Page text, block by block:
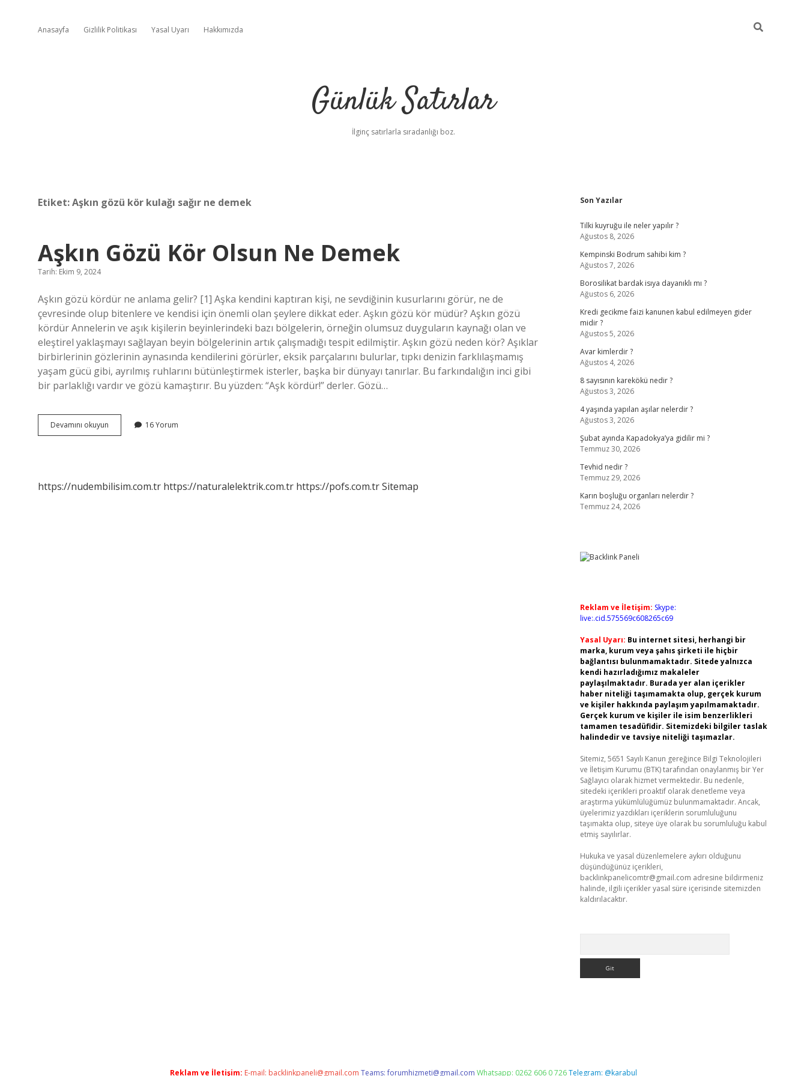
Anasayfa Gizlilik Politikası Yasal Uyarı Hakkımızda
Günlük Satırlar
İlginç satırlarla sıradanlığı boz.
Etiket:Aşkın gözü kör kulağı sağır ne demek
Aşkın Gözü Kör Olsun Ne Demek
Tarih: Ekim 9, 2024
Aşkın gözü kördür ne anlama gelir? [1] Aşka kendini kaptıran kişi, ne sevdiğinin kusurlarını görür, ne de
çevresinde olup bitenlere ve kendisi için önemli olan şeylere dikkat eder. Aşkın gözü kör müdür? Aşkın gözü
kördür Annelerin ve aşık kişilerin beyinlerindeki bazı bölgelerin, örneğin olumsuz duyguların kaynağı olan ve
eleştirel yaklaşmayı sağlayan beyin bölgelerinin artık çalışmadığı tespit edilmiştir. Aşkın gözü neden kör? Aşıklar
birbirlerinin gözlerinin aynasında kendilerini görürler, eksik parçalarını bulurlar, tıpkı denizin farklılaşmamış
yaşam gücü gibi, ayrılmış ruhlarını bütünleştirmek isterler, başka bir dünyayı tanırlar. Bu farkındalığın inci gibi
bir parlaklığı vardır ve gözü kamaştırır. Bu yüzden: “Aşk kördür!” derler. Gözü…
Devamını okuyun
Gözü
16 Yorum
https://nudembilisim.com.tr https://naturalelektrik.com.tr https://pofs.com.trSitemap
Sidebar
Son Yazılar
Tilki kuyruğu ile neler yapılır ?
Ağustos 8, 2026
Kempinski Bodrum sahibi kim ?
Ağustos 7, 2026
Borosilikat bardak isıya dayanıklı mı ?
Ağustos 6, 2026
Kredi gecikme faizi kanunen kabul edilmeyen gider
midir ?
Ağustos 5, 2026
Avar kimlerdir ?
Ağustos 4, 2026
8 sayısının karekökü nedir ?
Ağustos 3, 2026
4 yaşında yapılan aşılar nelerdir ?
Ağustos 3, 2026
Şubat ayında Kapadokya’ya gidilir mi ?
Temmuz 30, 2026
Tevhid nedir ?
Temmuz 29, 2026
Karın boşluğu organları nelerdir ?
Temmuz 24, 2026
Reklam ve İletişim: Skype:
live:.cid.575569c608265c69
Yasal Uyarı: Bu internet sitesi, herhangi bir
marka, kurum veya şahıs şirketi ile hiçbir
bağlantısı bulunmamaktadır. Sitede yalnızca
kendi hazırladığımız makaleler
paylaşılmaktadır. Burada yer alan içerikler
haber niteliği taşımamakta olup, gerçek kurum
ve kişiler hakkında paylaşım yapılmamaktadır.
Gerçek kurum ve kişiler ile isim benzerlikleri
tamamen tesadüfidir. Sitemizdeki bilgiler taslak
halindedir ve tavsiye niteliği taşımazlar.
Sitemiz, 5651 Sayılı Kanun gereğince Bilgi Teknolojileri
ve İletişim Kurumu (BTK) tarafından onaylanmış bir Yer
Sağlayıcı olarak hizmet vermektedir. Bu nedenle,
sitedeki içerikleri proaktif olarak denetleme veya
araştırma yükümlülüğümüz bulunmamaktadır. Ancak,
üyelerimiz yazdıkları içeriklerin sorumluluğunu
taşımakta olup, siteye üye olarak bu sorumluluğu kabul
etmiş sayılırlar.
Hukuka ve yasal düzenlemelere aykırı olduğunu
düşündüğünüz içerikleri,
backlinkpanelicomtr@gmail.com adresine bildirmeniz
halinde, ilgili içerikler yasal süre içerisinde sitemizden
kaldırılacaktır.
Reklam ve İletişim: E-mail: backlinkpaneli@gmail.com Teams:forumhizmeti@gmail.com Whatsapp: 0262 606 0 726Telegram: @karabul